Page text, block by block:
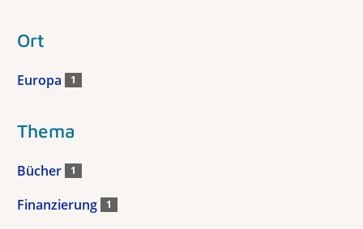
Ort
Europa 1
Thema
Bücher 1
Finanzierung 1